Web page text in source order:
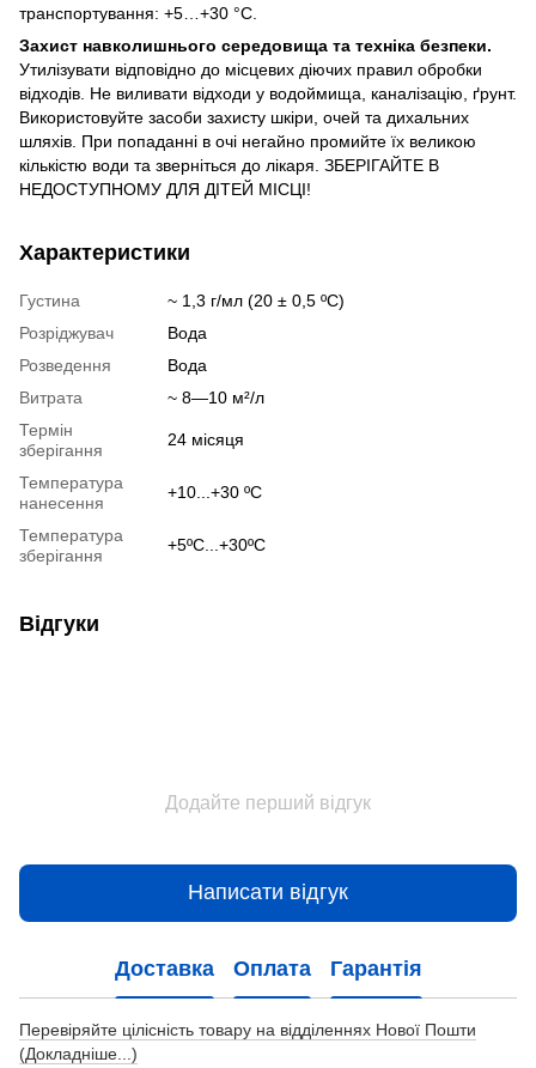
транспортування: +5…+30 °C.
Захист навколишнього середовища та техніка безпеки.
Утилізувати відповідно до місцевих діючих правил обробки
відходів. Не виливати відходи у водоймища, каналізацію, ґрунт.
Використовуйте засоби захисту шкіри, очей та дихальних
шляхів. При попаданні в очі негайно промийте їх великою
кількістю води та зверніться до лікаря. ЗБЕРІГАЙТЕ В
НЕДОСТУПНОМУ ДЛЯ ДІТЕЙ МІСЦІ!
Характеристики
Густина
~ 1,3 г/мл (20 ± 0,5 ºC)
Розріджувач
Вода
Розведення
Вода
Витрата
~ 8—10 м²/л
Термін
зберігання
24 місяця
Температура
нанесення
+10...+30 ºC
Температура
зберігання
+5ºC...+30ºC
Відгуки
Додайте перший відгук
Написати відгук
Доставка Оплата Гарантія
Перевіряйте цілісність товару на відділеннях Нової Пошти
(Докладніше...)